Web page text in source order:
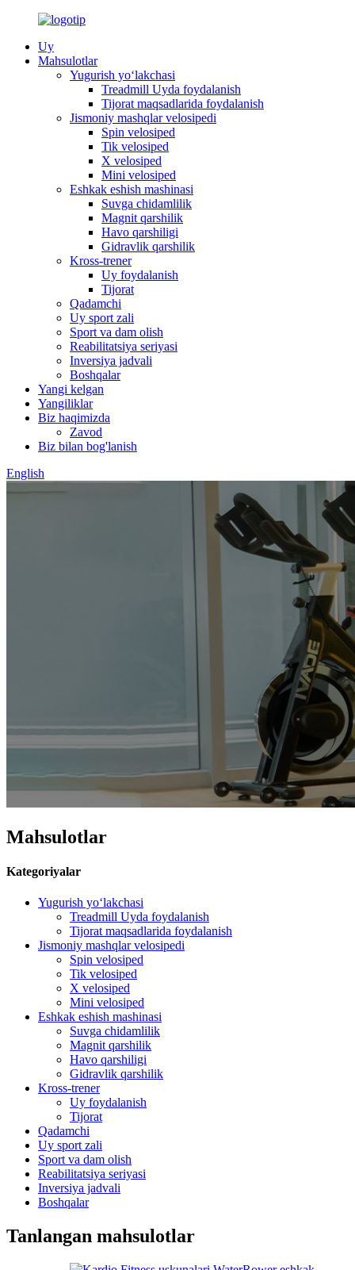
Uy
Mahsulotlar
Yugurish yo‘lakchasi
Treadmill Uyda foydalanish
Tijorat maqsadlarida foydalanish
Jismoniy mashqlar velosipedi
Spin velosiped
Tik velosiped
X velosiped
Mini velosiped
Eshkak eshish mashinasi
Suvga chidamlilik
Magnit qarshilik
Havo qarshiligi
Gidravlik qarshilik
Kross-trener
Uy foydalanish
Tijorat
Qadamchi
Uy sport zali
Sport va dam olish
Reabilitatsiya seriyasi
Inversiya jadvali
Boshqalar
Yangi kelgan
Yangiliklar
Biz haqimizda
Zavod
Biz bilan bog'lanish
English
Mahsulotlar
Kategoriyalar
Yugurish yo‘lakchasi
Treadmill Uyda foydalanish
Tijorat maqsadlarida foydalanish
Jismoniy mashqlar velosipedi
Spin velosiped
Tik velosiped
X velosiped
Mini velosiped
Eshkak eshish mashinasi
Suvga chidamlilik
Magnit qarshilik
Havo qarshiligi
Gidravlik qarshilik
Kross-trener
Uy foydalanish
Tijorat
Qadamchi
Uy sport zali
Sport va dam olish
Reabilitatsiya seriyasi
Inversiya jadvali
Boshqalar
Tanlangan mahsulotlar